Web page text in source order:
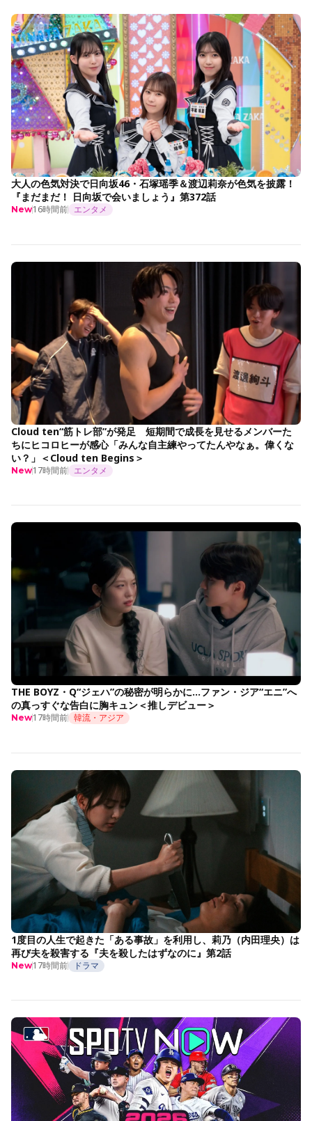
大人の色気対決で日向坂46・石塚瑶季＆渡辺莉奈が色気を披露！
『まだまだ！ 日向坂で会いましょう』第372話
New16時間前 エンタメ
Cloud ten“筋トレ部”が発足 短期間で成長を見せるメンバーた
ちにヒコロヒーが感心「みんな自主練やってたんやなぁ。偉くな
い？」＜Cloud ten Begins＞
New17時間前 エンタメ
THE BOYZ・Q“ジェハ”の秘密が明らかに…ファン・ジア“エニ”へ
の真っすぐな告白に胸キュン＜推しデビュー＞
New17時間前 韓流・アジア
1度目の人生で起きた「ある事故」を利用し、莉乃（内田理央）は
再び夫を殺害する『夫を殺したはずなのに』第2話
New17時間前 ドラマ